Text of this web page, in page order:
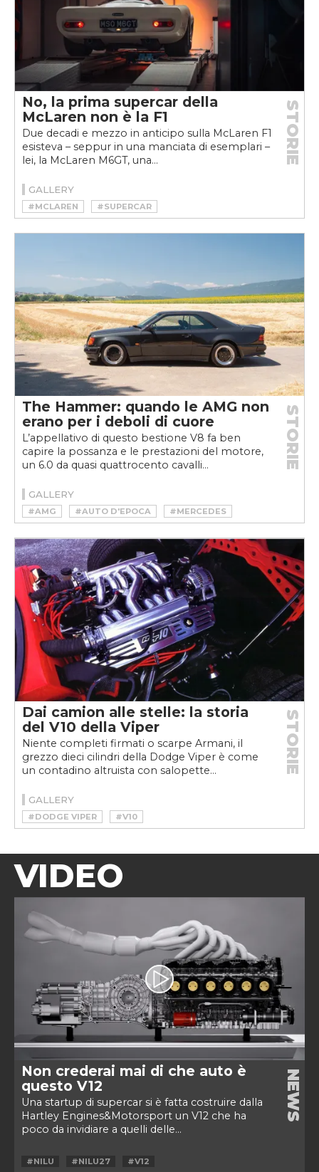
No, la prima supercar della
McLaren non è la F1
Due decadi e mezzo in anticipo sulla McLaren F1
esisteva – seppur in una manciata di esemplari –
lei, la McLaren M6GT, una...
STORIE
GALLERY
#MCLAREN #SUPERCAR
The Hammer: quando le AMG non
erano per i deboli di cuore
L’appellativo di questo bestione V8 fa ben
capire la possanza e le prestazioni del motore,
un 6.0 da quasi quattrocento cavalli...
STORIE
GALLERY
#AMG #AUTO D'EPOCA
#MERCEDES
#YOUNGTIMER
Dai camion alle stelle: la storia
del V10 della Viper
Niente completi firmati o scarpe Armani, il
grezzo dieci cilindri della Dodge Viper è come
un contadino altruista con salopette...
STORIE
GALLERY
#DODGE VIPER #V10
VIDEO
Non crederai mai di che auto è
questo V12
Una startup di supercar si è fatta costruire dalla
Hartley Engines&Motorsport un V12 che ha
poco da invidiare a quelli delle...
NEWS
#NILU #NILU27 #V12